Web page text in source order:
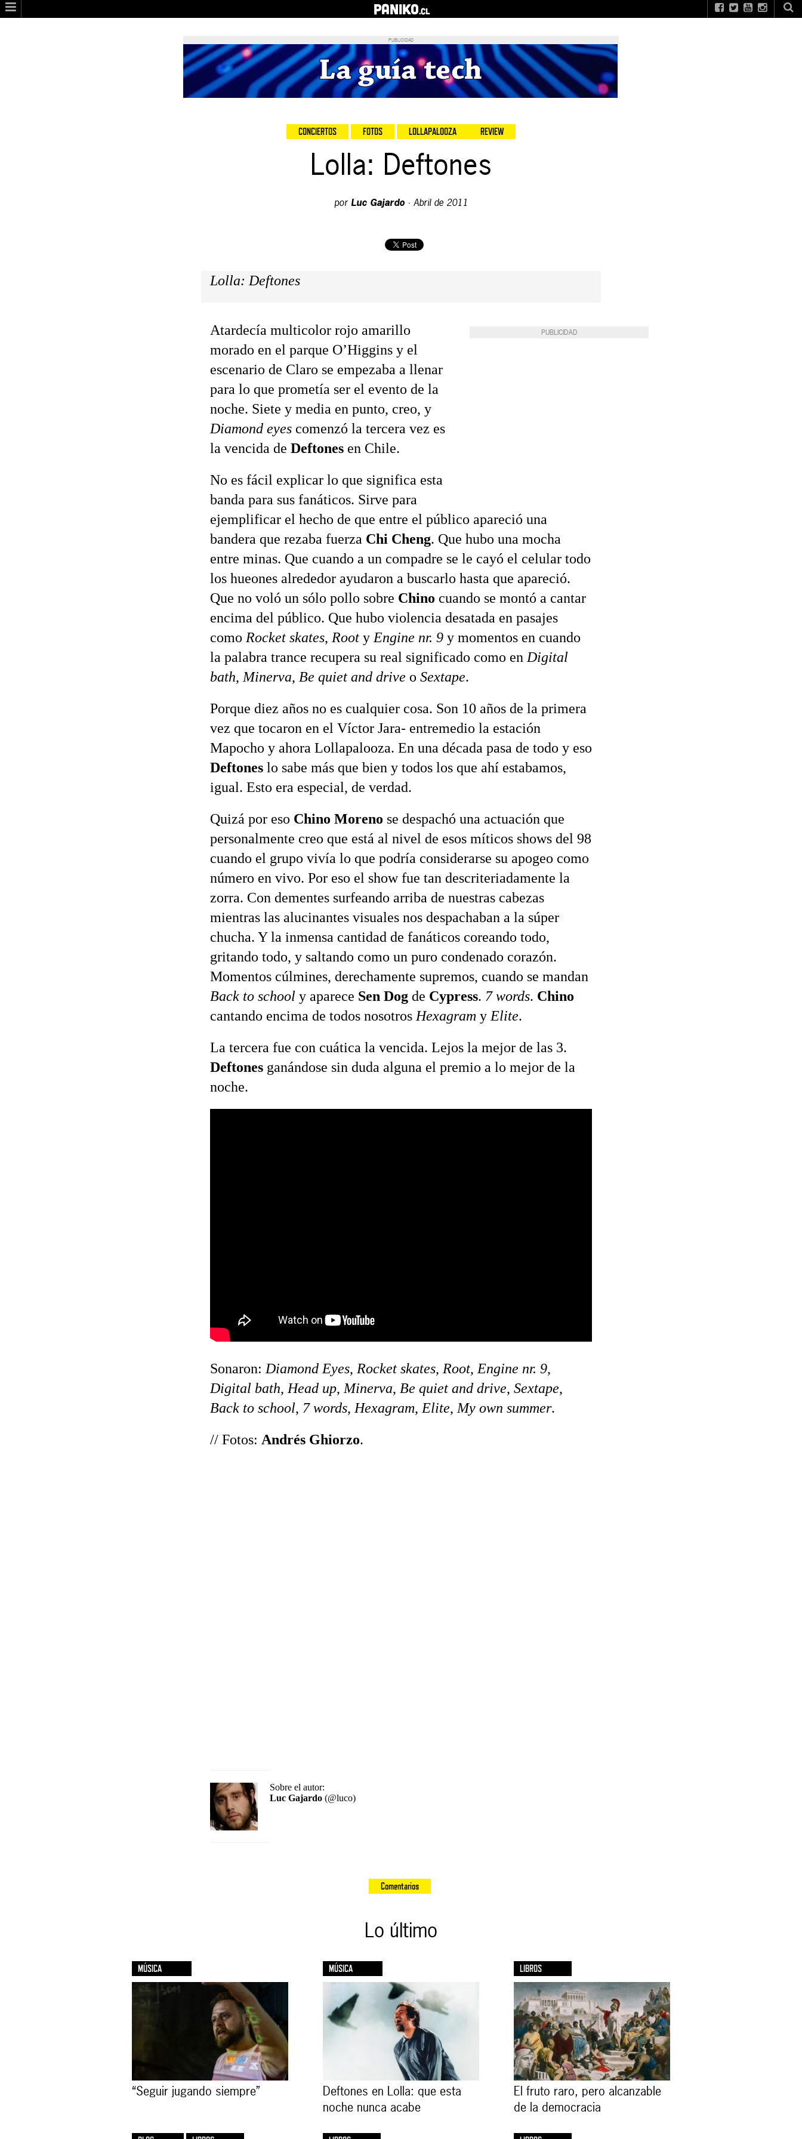
PANIKO.cl
PUBLICIDAD
CONCIERTOS FOTOS LOLLAPALOOZA REVIEW
Lolla: Deftones
por Luc Gajardo · Abril de 2011
Lolla: Deftones
PUBLICIDAD
Atardecía multicolor rojo amarillo
morado en el parque O’Higgins y el
escenario de Claro se empezaba a llenar
para lo que prometía ser el evento de la
noche. Siete y media en punto, creo, y
Diamond eyes comenzó la tercera vez es
la vencida de Deftones en Chile.
No es fácil explicar lo que significa esta
banda para sus fanáticos. Sirve para
ejemplificar el hecho de que entre el público apareció una
bandera que rezaba fuerza Chi Cheng. Que hubo una mocha
entre minas. Que cuando a un compadre se le cayó el celular todo
los hueones alrededor ayudaron a buscarlo hasta que apareció.
Que no voló un sólo pollo sobre Chino cuando se montó a cantar
encima del público. Que hubo violencia desatada en pasajes
como Rocket skates, Root y Engine nr. 9 y momentos en cuando
la palabra trance recupera su real significado como en Digital
bath, Minerva, Be quiet and drive o Sextape.
Porque diez años no es cualquier cosa. Son 10 años de la primera
vez que tocaron en el Víctor Jara- entremedio la estación
Mapocho y ahora Lollapalooza. En una década pasa de todo y eso
Deftones lo sabe más que bien y todos los que ahí estabamos,
igual. Esto era especial, de verdad.
Quizá por eso Chino Moreno se despachó una actuación que
personalmente creo que está al nivel de esos míticos shows del 98
cuando el grupo vivía lo que podría considerarse su apogeo como
número en vivo. Por eso el show fue tan descriteriadamente la
zorra. Con dementes surfeando arriba de nuestras cabezas
mientras las alucinantes visuales nos despachaban a la súper
chucha. Y la inmensa cantidad de fanáticos coreando todo,
gritando todo, y saltando como un puro condenado corazón.
Momentos cúlmines, derechamente supremos, cuando se mandan
Back to school y aparece Sen Dog de Cypress. 7 words. Chino
cantando encima de todos nosotros Hexagram y Elite.
La tercera fue con cuática la vencida. Lejos la mejor de las 3.
Deftones ganándose sin duda alguna el premio a lo mejor de la
noche.
Sonaron: Diamond Eyes, Rocket skates, Root, Engine nr. 9,
Digital bath, Head up, Minerva, Be quiet and drive, Sextape,
Back to school, 7 words, Hexagram, Elite, My own summer.
// Fotos: Andrés Ghiorzo.
Sobre el autor:
Luc Gajardo (@luco)
Comentarios
Lo último
MÚSICA
“Seguir jugando siempre”
MÚSICA
Deftones en Lolla: que esta
noche nunca acabe
LIBROS
El fruto raro, pero alcanzable
de la democracia